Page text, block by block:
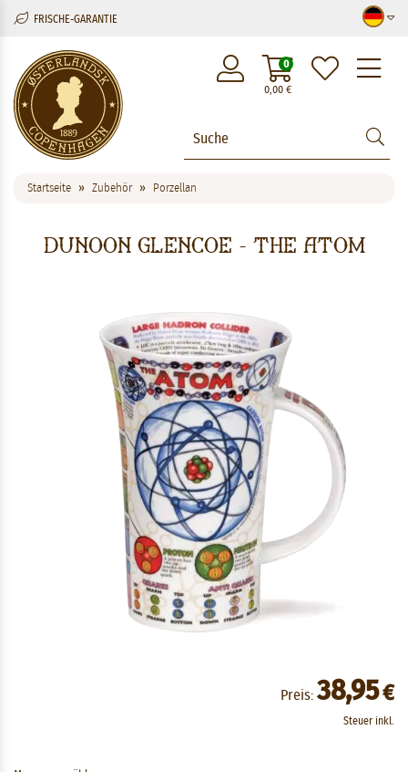
FRISCHE-GARANTIE
0,00€
0
Startseite Zubehör Porzellan
Dunoon Glencoe - The Atom
Preis: 38,95€
Steuer inkl.